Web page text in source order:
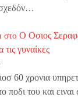
στο Ο Οσιος
τις γυναίκες
60 χρονια
ποδι του και